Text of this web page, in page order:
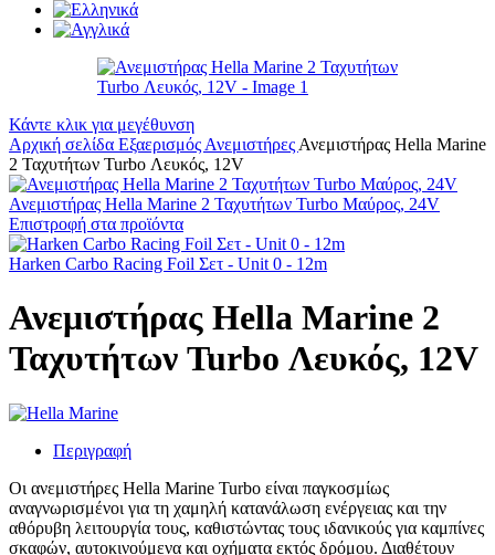
Κάντε κλικ για μεγέθυνση
Αρχική σελίδα Εξαερισμός Ανεμιστήρες Ανεμιστήρας Hella Marine
2 Ταχυτήτων Turbo Λευκός, 12V
Ανεμιστήρας Hella Marine 2 Ταχυτήτων Turbo Μαύρος, 24V
Επιστροφή στα προϊόντα
Harken Carbo Racing Foil Σετ - Unit 0 - 12m
Ανεμιστήρας Hella Marine 2
Ταχυτήτων Turbo Λευκός, 12V
Περιγραφή
Οι ανεμιστήρες Hella Marine Turbo είναι παγκοσμίως
αναγνωρισμένοι για τη χαμηλή κατανάλωση ενέργειας και την
αθόρυβη λειτουργία τους, καθιστώντας τους ιδανικούς για καμπίνες
σκαφών, αυτοκινούμενα και οχήματα εκτός δρόμου. Διαθέτουν